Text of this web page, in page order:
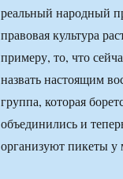
реальный народный
правовая культура
примеру, то, что
назвать настоящим
группа, которая
объединились и
организуют пикеты у